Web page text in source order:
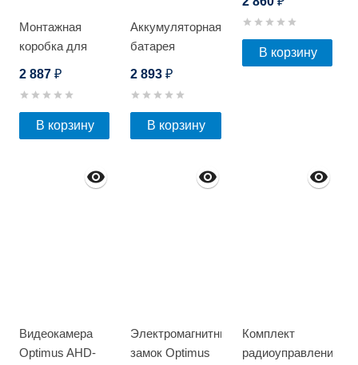
Монтажная
коробка для
2 887 ₽
В корзину
Аккумуляторная
батарея
2 893₽
В корзину
В корзину
Видеокамера
Optimus AHD-
Электромагнитный
замок Optimus
Комплект
радиоуправления